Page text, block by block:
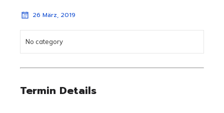
26 März, 2019
No category
Termin Details